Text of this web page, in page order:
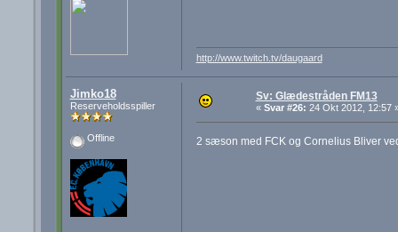
http://www.twitch.tv/daugaard
Jimko18
Reserveholdsspiller
Offline
Sv: Glædestråden FM13
« Svar #26: 24 Okt 2012, 12:57
2 sæson med FCK og Cornelius Bliver